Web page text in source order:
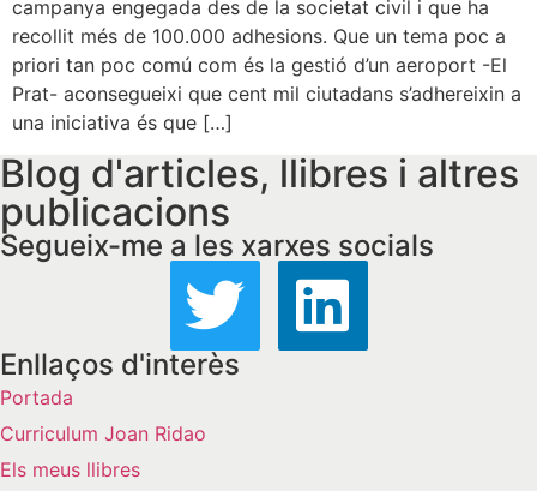
campanya engegada des de la societat civil i que ha
recollit més de 100.000 adhesions. Que un tema poc a
priori tan poc comú com és la gestió d’un aeroport -El
Prat- aconsegueixi que cent mil ciutadans s’adhereixin a
una iniciativa és que […]
Blog d'articles, llibres i altres
publicacions
Segueix-me a les xarxes socials
Enllaços d'interès
Portada
Curriculum Joan Ridao
Els meus llibres